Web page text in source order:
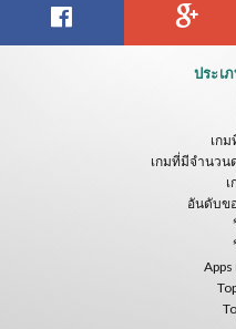
ประเ
เก
เกมที่มีจำนว
อันดับข
Apps